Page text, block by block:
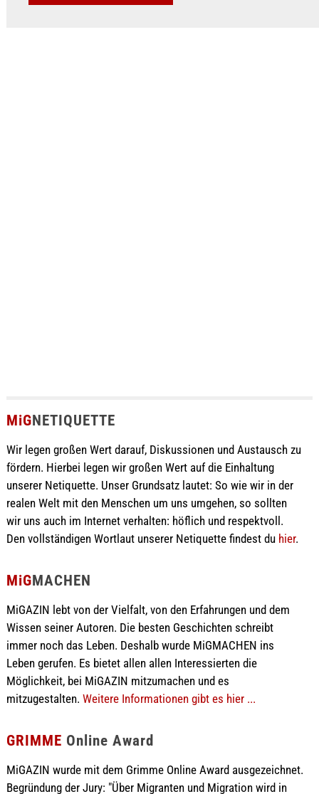
MiGNETIQUETTE
Wir legen großen Wert darauf, Diskussionen und Austausch zu
fördern. Hierbei legen wir großen Wert auf die Einhaltung
unserer Netiquette. Unser Grundsatz lautet: So wie wir in der
realen Welt mit den Menschen um uns umgehen, so sollten
wir uns auch im Internet verhalten: höflich und respektvoll.
Den vollständigen Wortlaut unserer Netiquette findest du hier.
MiGMACHEN
MiGAZIN lebt von der Vielfalt, von den Erfahrungen und dem
Wissen seiner Autoren. Die besten Geschichten schreibt
immer noch das Leben. Deshalb wurde MiGMACHEN ins
Leben gerufen. Es bietet allen allen Interessierten die
Möglichkeit, bei MiGAZIN mitzumachen und es
mitzugestalten. Weitere Informationen gibt es hier ...
GRIMME Online Award
MiGAZIN wurde mit dem Grimme Online Award ausgezeichnet.
Begründung der Jury: "Über Migranten und Migration wird in